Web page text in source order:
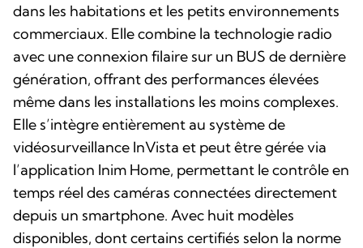
dans les habitations et les petits environnements
commerciaux. Elle combine la technologie radio
avec une connexion filaire sur un BUS de dernière
génération, offrant des performances élevées
même dans les installations les moins complexes.
Elle s’intègre entièrement au système de
vidéosurveillance InVista et peut être gérée via
l’application Inim Home, permettant le contrôle en
temps réel des caméras connectées directement
depuis un smartphone. Avec huit modèles
disponibles, dont certains certifiés selon la norme